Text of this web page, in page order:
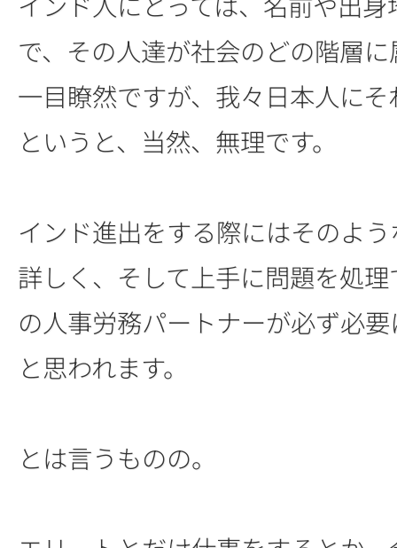
で、その人達が社会のどの階層
一目瞭然ですが、我々日本人に
というと、当然、無理です。
インド進出をする際にはそのよ
詳しく、そして上手に問題を処
の人事労務パートナーが必ず必
と思われます。
とは言うものの。